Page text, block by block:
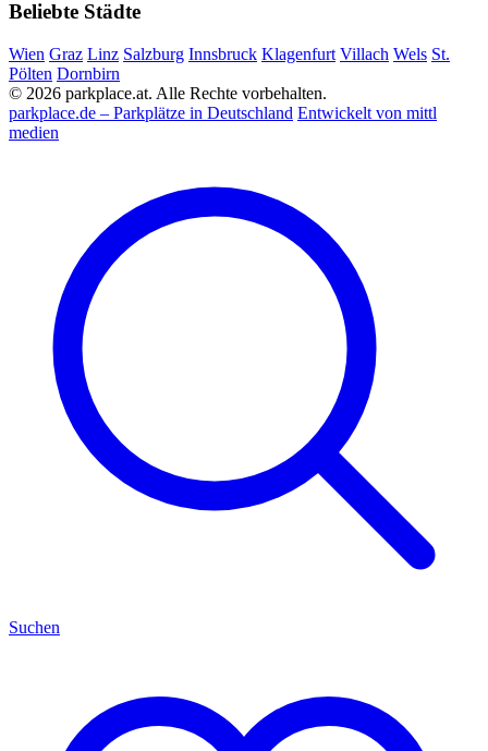
Beliebte Städte
Wien Graz Linz Salzburg Innsbruck Klagenfurt Villach Wels St.
Pölten Dornbirn
© 2026 parkplace.at. Alle Rechte vorbehalten.
parkplace.de – Parkplätze in Deutschland Entwickelt von mittl
medien
Suchen